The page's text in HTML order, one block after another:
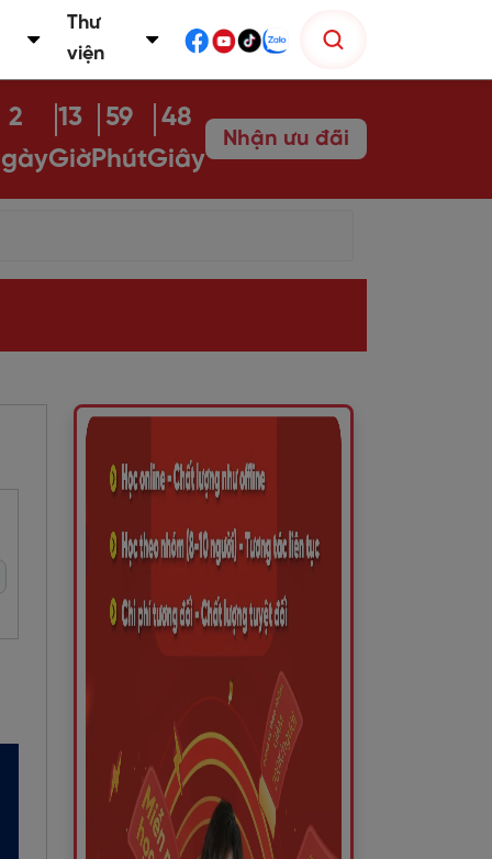
Thư
viện
2
13
Giờ
59
Phút
47
Giây
Nhận ưu đãi